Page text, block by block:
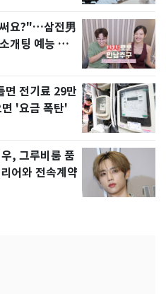
요?"…삼전男
개팅 예능 화
면 전기료 29만
'요금 폭탄'
, 그루비룸 품
어와 전속계약